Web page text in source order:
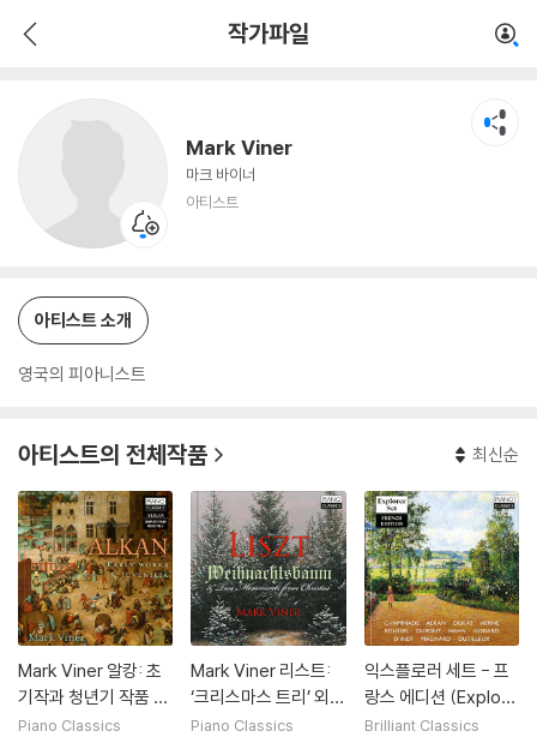
작가파일
Mark Viner
마크 바이너
아티스트
아티스트 소개
영국의 피아니스트
아티스트의 전체작품 최신순
Mark Viner 알캉: 초
기작과 청년기 작품 (A
lkan: Early Works &
Piano Classics
Mark Viner 리스트:
‘크리스마스 트리’ 외
(Liszt: Weihnachts
Piano Classics
익스플로러 세트 - 프
랑스 에디션 (Explore
r Set: French Editio
Brilliant Classics